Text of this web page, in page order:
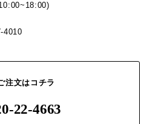
10:00~18:00)
4010
注文はコチラ
22-4663